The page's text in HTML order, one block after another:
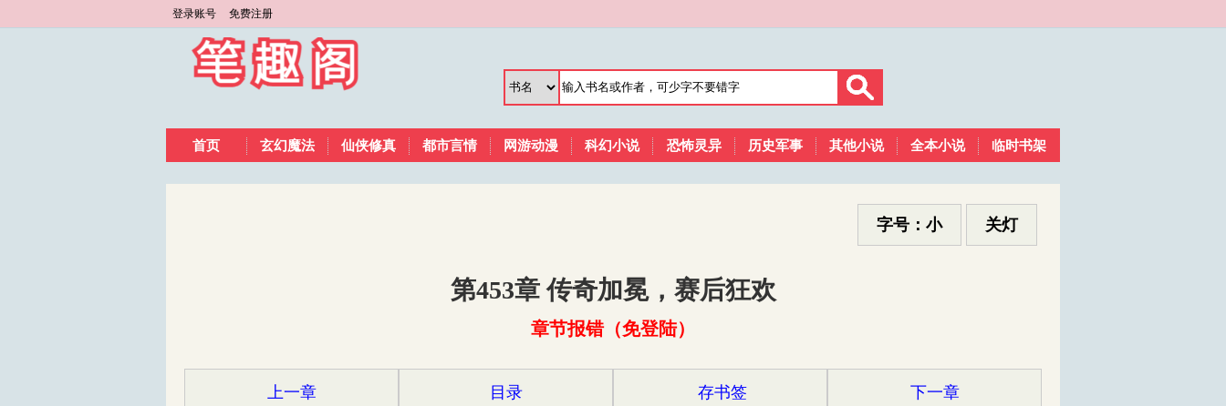
登录账号 免费注册
首页 玄幻魔法 仙侠修真 都市言情 网游动漫 科幻小说 恐怖灵异 历史军事 其他小说 全本小说 临时书架
关灯
字号：小
第453章 传奇加冕，赛后狂欢
章节报错（免登陆）
上一章 目录 存书签 下一章